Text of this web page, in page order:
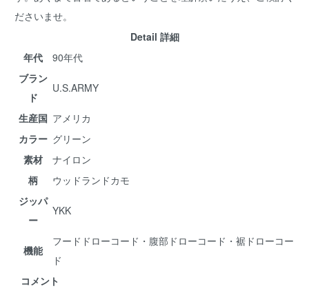
ださいませ。
Detail 詳細
年代
90年代
ブラン
ド
U.S.ARMY
生産国 アメリカ
カラー グリーン
素材
ナイロン
柄
ウッドランドカモ
ジッパ
ー
YKK
機能
フードドローコード・腹部ドローコード・裾ドローコー
ド
コメント